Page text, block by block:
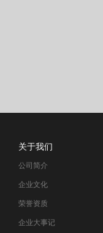
关于我们
公司简介
企业文化
荣誉资质
企业大事记